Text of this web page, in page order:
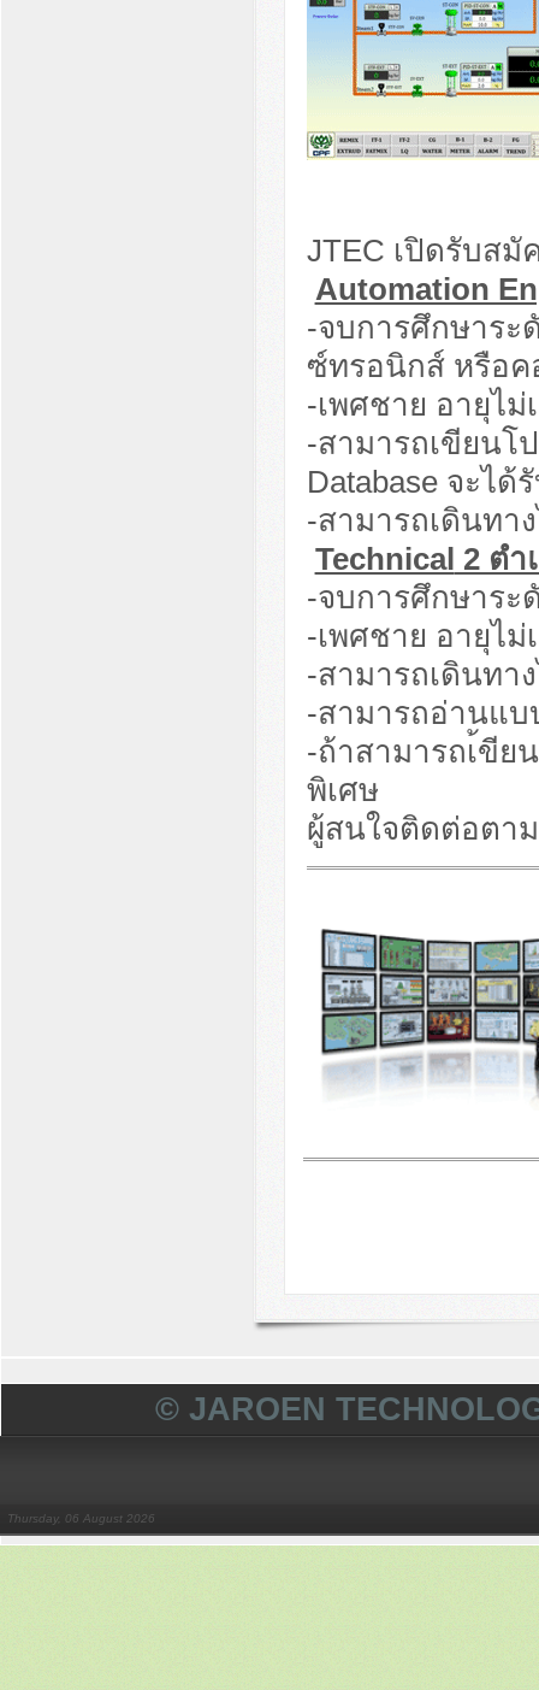
JTEC เปิดรับส
Automation
-จบการศึกษาร
ซ์ทรอนิกส์ หรือค
-เพศชาย อายุไม่
-สามารถเขียนโ
Database จะไ
-สามารถเดินทา
Technical 2 ตำ
-จบการศึกษาร
-เพศชาย อายุไม่
-สามารถเดินทา
-สามารถอ่านแบ
-ถ้าสามารถเ้ขีย
พิเศษ
ผู้สนใจติดต่อตา
© JAROEN
Thursday, 06 August 2026